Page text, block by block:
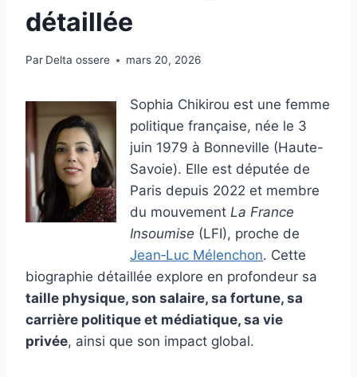
détaillée
Par Delta ossere mars 20, 2026
Sophia Chikirou est une femme
politique française, née le 3
juin 1979 à Bonneville (Haute-
Savoie). Elle est députée de
Paris depuis 2022 et membre
du mouvement La France
Insoumise (LFI), proche de
Jean‑Luc Mélenchon. Cette
biographie détaillée explore en profondeur sa
taille physique, son salaire, sa fortune, sa
carrière politique et médiatique, sa vie
privée, ainsi que son impact global.